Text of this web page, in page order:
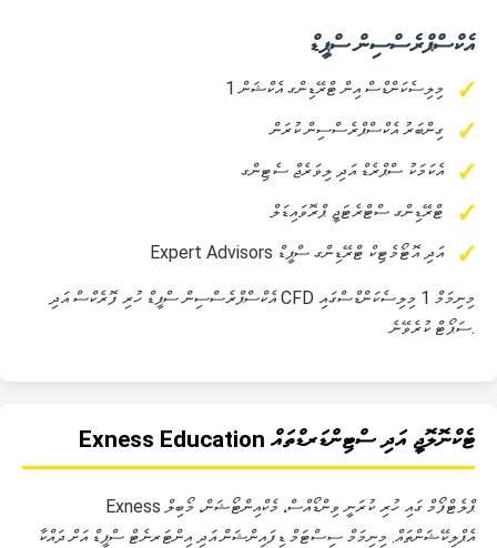
އެކްސްޕްރެސްސިން ސްޕީޑް
1 މިލިސެކަންޑްސް އިން ޓްރޭޑިންގ އެކްޝަން
ގިންބަރު އެކްސްޕްރެސްސިން ކުރަން
އެކަމަކު ސްޕްރެޑް އަދި ލިވަރެޖް ސެޓިންގ
ޓްރޭޑިންގ ސްޓްރެޓަޖީ ޕްރޮވައިޑަލް
Expert Advisors އަދި އޮޓޯމެޓިކް ޓްރޭޑިންގ ސްޕީޑް
އެކްސްޕްރެސްސިން ސްޕީޑް ހުރި ފޮރެކްސް އަދި CFD މިނިމަމް 1 މިލިސެކަންޑްސްގައި
ސަޕޯޓް ކުރެވޭނެ.
Exness Education ޓެކްނޮލޮޖީ އަދި ސްޓިންޑަރޑްތައް
Exness ޕްލެޓްފޯމް ގައި ހުރި ކުރަނީ ވިންޑޯއްސް، މެކްއިންޓޯޝަން، މޯބިލް
އެޕްލިކޭޝަންތައް. މިނިމަމް ސިސްޓަމް ޑިފައިންޝަން އަދި އިންޓަރނެޓް ސްޕީޑް އަށް ދައްކާ